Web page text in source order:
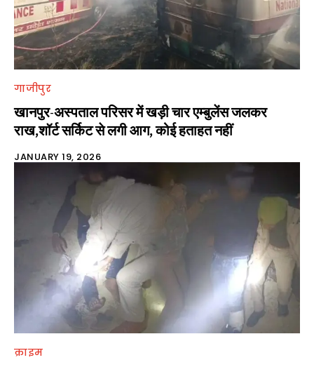
गाजीपुर
खानपुर-अस्पताल परिसर में खड़ी चार एम्बुलेंस जलकर
राख,शॉर्ट सर्किट से लगी आग, कोई हताहत नहीं
JANUARY 19, 2026
क्राइम